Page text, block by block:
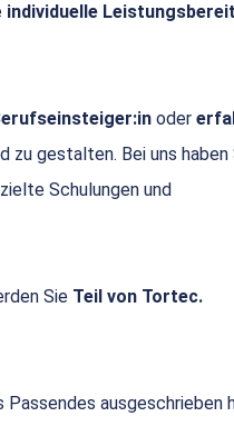
individuelle
oder
zu gestalten. Bei uns haben
Schulungen und
Sie Teil von Tortec.
ausgeschrieben